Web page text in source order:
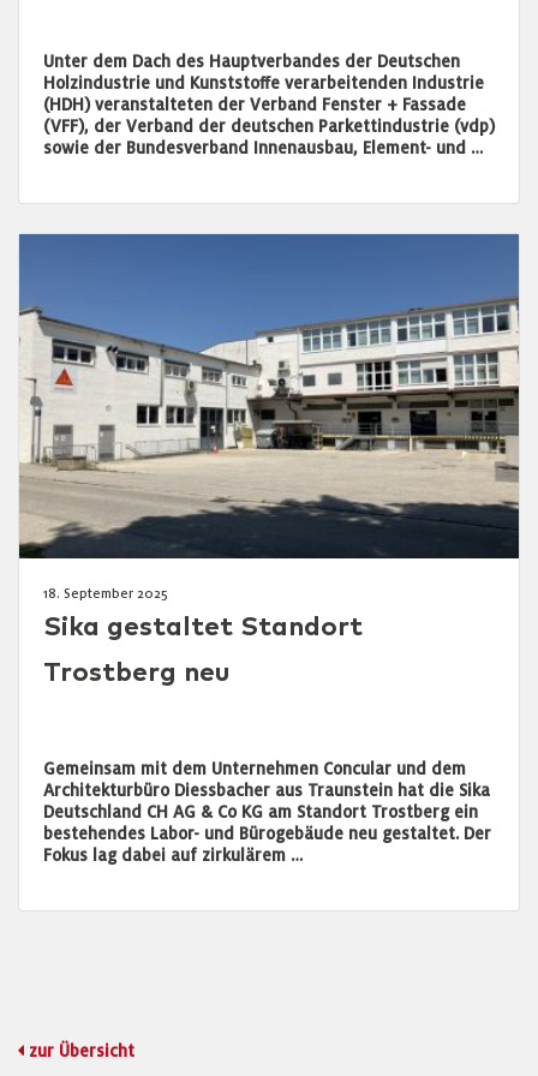
Unter dem Dach des Hauptverbandes der Deutschen
Holzindustrie und Kunststoffe verarbeitenden Industrie
(HDH) veranstalteten der Verband Fenster + Fassade
(VFF), der Verband der deutschen Parkettindustrie (vdp)
sowie der Bundesverband Innenausbau, Element- und …
18. September 2025
Sika gestaltet Standort
Trostberg neu
Gemeinsam mit dem Unternehmen Concular und dem
Architekturbüro Diessbacher aus Traunstein hat die Sika
Deutschland CH AG & Co KG am Standort Trostberg ein
bestehendes Labor- und Bürogebäude neu gestaltet. Der
Fokus lag dabei auf zirkulärem …
zur Übersicht